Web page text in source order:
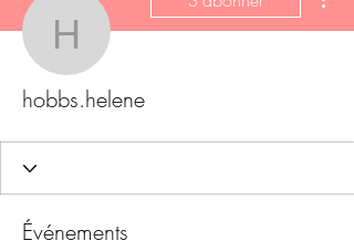
hobbs.helene
hobbs.helene
Événements